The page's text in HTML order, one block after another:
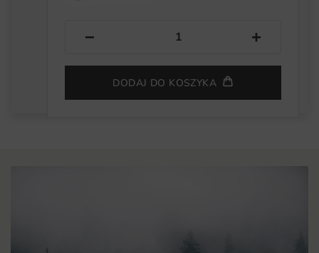
− +
DODAJ DO KOSZYKA